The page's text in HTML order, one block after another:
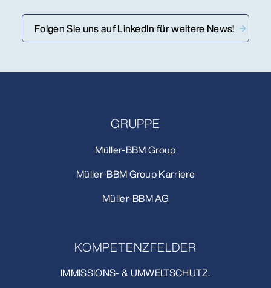
Folgen Sie uns auf LinkedIn für weitere News!
GRUPPE
Müller-BBM Group
Müller-BBM Group Karriere
Müller-BBM AG
KOMPETENZFELDER
IMMISSIONS- & UMWELTSCHUTZ.